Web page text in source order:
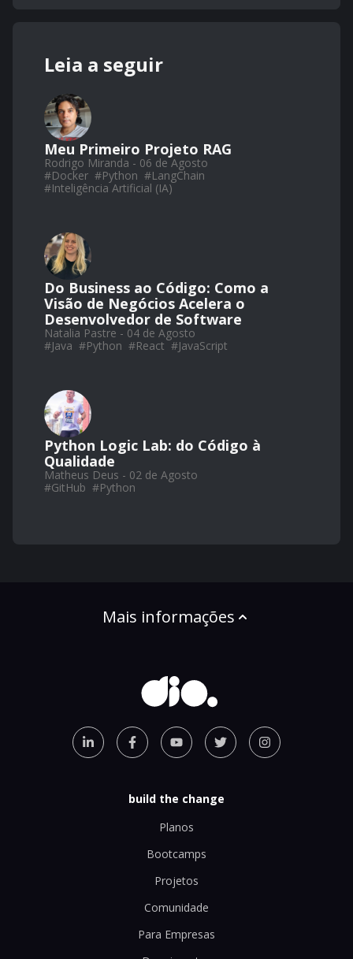
Leia a seguir
Meu Primeiro Projeto RAG
Rodrigo Miranda - 06 de Agosto
#Docker #Python #LangChain
#Inteligência Artificial (IA)
Do Business ao Código: Como a
Visão de Negócios Acelera o
Desenvolvedor de Software
Natalia Pastre - 04 de Agosto
#Java #Python #React #JavaScript
Python Logic Lab: do Código à
Qualidade
Matheus Deus - 02 de Agosto
#GitHub #Python
Mais informações
build the change
Planos
Bootcamps
Projetos
Comunidade
Para Empresas